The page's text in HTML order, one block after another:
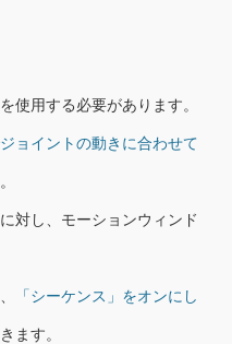
を使用する必要があります。
ジョイントの動きに合わせて
に対し、モーションウィンド
「シーケンス」をオンにし
ます。